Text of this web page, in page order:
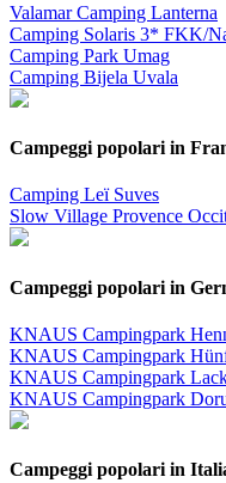
Valamar Camping Lanterna
Camping Solaris 3* FKK/
Camping Park Umag
Camping Bijela Uvala
Campeggi popolari in
Camping Leï Suves
Slow Village Provence
Campeggi popolari in
KNAUS Campingpark
KNAUS Campingpark
KNAUS Campingpark
KNAUS Campingpark
Campeggi popolari in